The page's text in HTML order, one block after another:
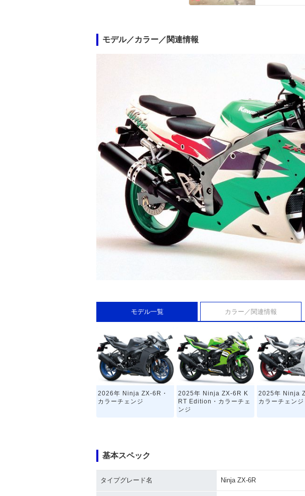
モデル／カラー／関連情報
モデル一覧 カラー／関連情報
2026年 Ninja ZX-6R・
カラーチェンジ
2025年 Ninja ZX-6R K
RT Edition・カラーチェ
ンジ
2025年 Ninja
カラーチェンジ
基本スペック
タイプグレード名 Ninja ZX-6R